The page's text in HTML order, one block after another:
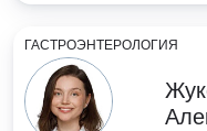
ГАСТРОЭНТЕРОЛОГИЯ